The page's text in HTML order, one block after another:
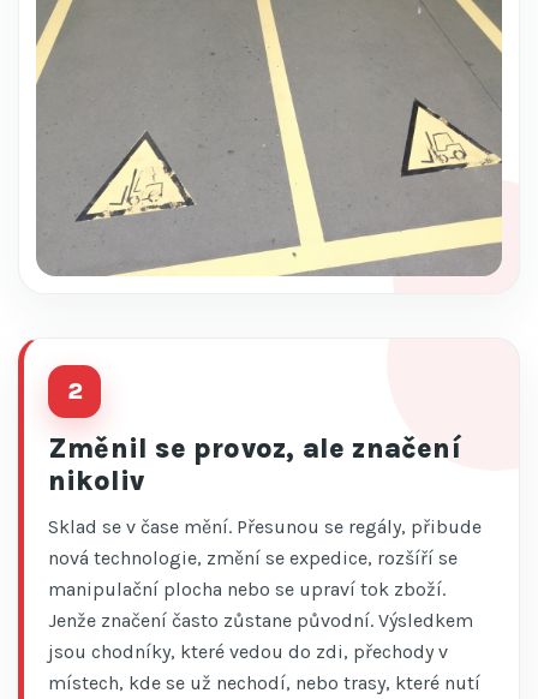
2
Změnil se provoz, ale značení
nikoliv
Sklad se v čase mění. Přesunou se regály, přibude
nová technologie, změní se expedice, rozšíří se
manipulační plocha nebo se upraví tok zboží.
Jenže značení často zůstane původní. Výsledkem
jsou chodníky, které vedou do zdi, přechody v
místech, kde se už nechodí, nebo trasy, které nutí